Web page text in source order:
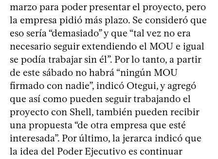
marzo para poder presentar el proyecto, pero
la empresa pidió más plazo. Se consideró que
eso sería “demasiado” y que “tal vez no era
necesario seguir extendiendo el MOU e igual
se podía trabajar sin él”. Por lo tanto, a partir
de este sábado no habrá “ningún MOU
firmado con nadie”, indicó Otegui, y agregó
que así como pueden seguir trabajando el
proyecto con Shell, también pueden recibir
una propuesta “de otra empresa que esté
interesada”. Por último, la jerarca indicó que
la idea del Poder Ejecutivo es continuar